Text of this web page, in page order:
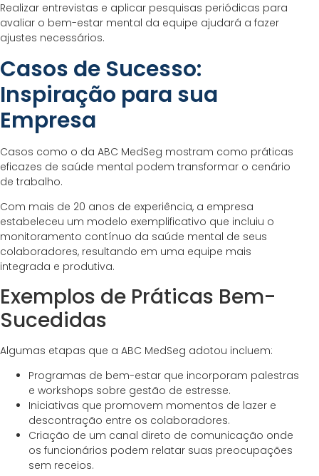
Realizar entrevistas e aplicar pesquisas periódicas para
avaliar o bem-estar mental da equipe ajudará a fazer
ajustes necessários.
Casos de Sucesso:
Inspiração para sua
Empresa
Casos como o da ABC MedSeg mostram como práticas
eficazes de saúde mental podem transformar o cenário
de trabalho.
Com mais de 20 anos de experiência, a empresa
estabeleceu um modelo exemplificativo que incluiu o
monitoramento contínuo da saúde mental de seus
colaboradores, resultando em uma equipe mais
integrada e produtiva.
Exemplos de Práticas Bem-
Sucedidas
Algumas etapas que a ABC MedSeg adotou incluem:
Programas de bem-estar que incorporam palestras
e workshops sobre gestão de estresse.
Iniciativas que promovem momentos de lazer e
descontração entre os colaboradores.
Criação de um canal direto de comunicação onde
os funcionários podem relatar suas preocupações
sem receios.